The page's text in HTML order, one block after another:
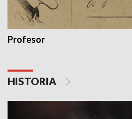
Profesor
HISTORIA